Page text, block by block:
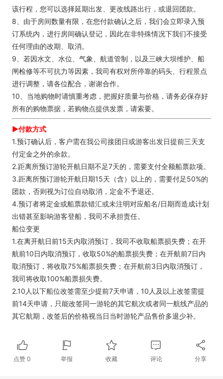
该行程，您可以选择延期出发、更改线路出行，或退回团款。
8、由于房间数量有限，在您付款确认之后，我们会立即录入预
订系统内，进行房间确认登记，因此在非特殊情况下我们不接受
任何理由的改期、取消。
9、若因水文、水位、气象、航道管制，以及三峡大坝维护、船
闸检修等不可抗力等因素，我司有权对所停靠的码头、行程景点
进行调整，请各位配合，谢谢合作。
10、当地购物时请慎重考虑，把握好质量与价格，请务必保存好
所有的购物票据，若购物点提供发票，请索要。
►付款方式
1.预订确认后，客户需在我公司接团日或游客出发日提前三天支
付定金之外的余款。
2.距离所预订游轮开航日期不足7天的，需要支付全额船票款项。
3.距离所预订游轮开航日期15天（含）以上的，需要付足50%的
团款，否则视为订位自动取消，定金不予退还。
4.预订者将定金或船票款错汇或未注明对应船名/日期而造成计划
出错甚至影响游客登船，我司不承担责任。
船位变更
1.在离开航日前15天内取消预订，我司不收取船票损失费；在开
航前10日内取消预订，收取50%的船票损失费；在开航前7日内
取消预订，将收取75%船票损失费；在开航前3日内取消预订，
我司将收取100%船票损失费。
2.10人以下船位改签需至少提前7天申请，10人及以上改签需提
前14天申请，只能改签同一游轮的其它航次或者同一航线产品的
其它航期，改签后的价格视当日当时游轮产品售价多退少补。
点赞0 举报 收藏 评论 分享